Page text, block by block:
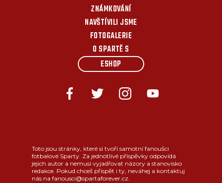
ZNÁMKOVÁNÍ
NAVŠTÍVILI JSME
FOTOGALERIE
O SPARTĚ S
ESHOP
Toto jsou stránky, které si tvoří samotní fanoušci
fotbalové Sparty. Za jednotlivé příspěvky odpovídá
jejich autor a nemusí vyjadřovat názory a stanovisko
redakce. Pokud chceš přispět i ty, neváhej a kontaktuj
nás na fanousci@spartaforever.cz.